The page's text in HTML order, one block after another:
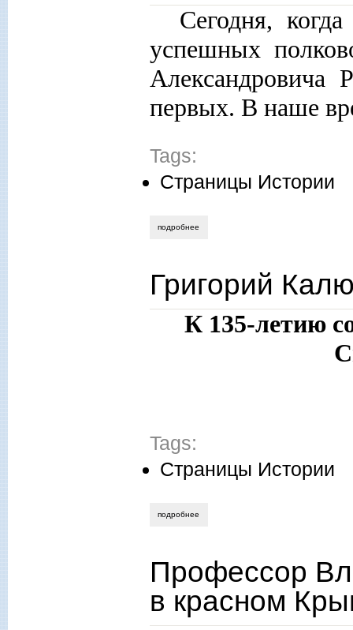
Сегодня,
успешных
Александровича
первых. В наше
Tags:
Страницы Истории
подробнее
Григорий
К 135-летию
Tags:
Страницы Истории
подробнее
Профессор
в красном